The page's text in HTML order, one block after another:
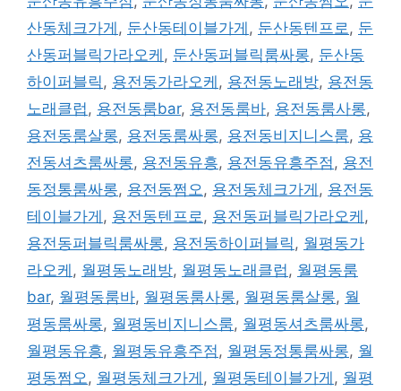
산동체크가게 , 둔산동테이블가게 , 둔산동텐프로 , 둔
산동퍼블릭가라오케 , 둔산동퍼블릭룸싸롱, 둔산동
하이퍼블릭 , 용전동가라오케 , 용전동노래방, 용전동
노래클럽 , 용전동룸bar, 용전동룸바, 용전동룸사롱,
용전동룸살롱, 용전동룸싸롱, 용전동비지니스룸, 용
전동셔츠룸싸롱, 용전동유흥, 용전동유흥주점 , 용전
동정통룸싸롱, 용전동쩜오 , 용전동체크가게 , 용전동
테이블가게 , 용전동텐프로 , 용전동퍼블릭가라오케 ,
용전동퍼블릭룸싸롱, 용전동하이퍼블릭 , 월평동가
라오케 , 월평동노래방, 월평동노래클럽 , 월평동룸
bar, 월평동룸바, 월평동룸사롱, 월평동룸살롱, 월
평동룸싸롱, 월평동비지니스룸, 월평동셔츠룸싸롱,
월평동유흥, 월평동유흥주점 , 월평동정통룸싸롱, 월
평동쩜오 , 월평동체크가게 , 월평동테이블가게 , 월평